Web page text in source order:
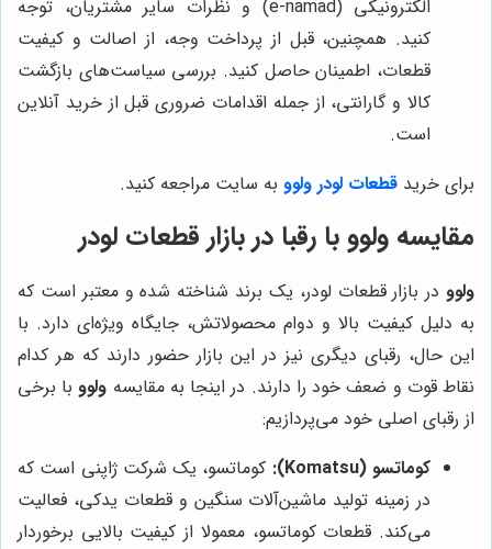
الکترونیکی (e-namad) و نظرات سایر مشتریان، توجه
کنید. همچنین، قبل از پرداخت وجه، از اصالت و کیفیت
قطعات، اطمینان حاصل کنید. بررسی سیاست‌های بازگشت
کالا و گارانتی، از جمله اقدامات ضروری قبل از خرید آنلاین
است.
برای خرید قطعات لودر ولوو به سایت مراجعه کنید.
مقایسه ولوو با رقبا در بازار قطعات لودر
ولوو در بازار قطعات لودر، یک برند شناخته شده و معتبر است که
به دلیل کیفیت بالا و دوام محصولاتش، جایگاه ویژه‌ای دارد. با
این حال، رقبای دیگری نیز در این بازار حضور دارند که هر کدام
نقاط قوت و ضعف خود را دارند. در اینجا به مقایسه ولووبا برخی
از رقبای اصلی خود می‌پردازیم:
کوماتسو (Komatsu):
کوماتسو، یک شرکت ژاپنی است که
در زمینه تولید ماشین‌آلات سنگین و قطعات یدکی، فعالیت
می‌کند. قطعات کوماتسو، معمولا از کیفیت بالایی برخوردار